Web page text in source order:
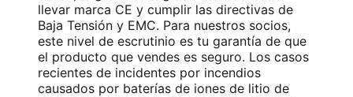
llevar marca CE y cumplir las directivas de
Baja Tensión y EMC. Para nuestros socios,
este nivel de escrutinio es tu garantía de que
el producto que vendes es seguro. Los casos
recientes de incidentes por incendios
causados por baterías de iones de litio de